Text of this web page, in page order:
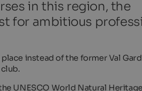
in this region, the
for ambitious
instead of the former Val
UNESCO World Natural Heritage